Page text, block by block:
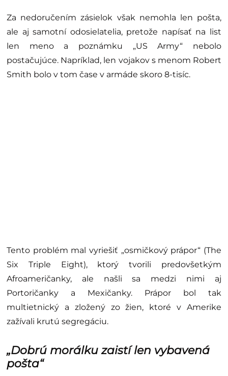
Za nedoručením zásielok však nemohla len pošta,
ale aj samotní odosielatelia, pretože napísať na list
len meno a poznámku „US Army“ nebolo
postačujúce. Napríklad, len vojakov s menom Robert
Smith bolo v tom čase v armáde skoro 8-tisíc.
Tento problém mal vyriešiť „osmičkový prápor“ (The
Six Triple Eight), ktorý tvorili predovšetkým
Afroameričanky, ale našli sa medzi nimi aj
Portoričanky a Mexičanky. Prápor bol tak
multietnický a zložený zo žien, ktoré v Amerike
zažívali krutú segregáciu.
„Dobrú morálku zaistí len vybavená
pošta“